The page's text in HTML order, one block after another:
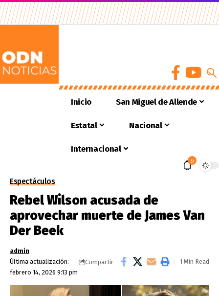
Inicio San Miguel de Allende
Estatal Nacional
Internacional
9
Espectáculos
Rebel Wilson acusada de
aprovechar muerte de James Van
Der Beek
Última actualización:
febrero 14, 2026 9:13 pm
admin
Compartir
1 Min Read